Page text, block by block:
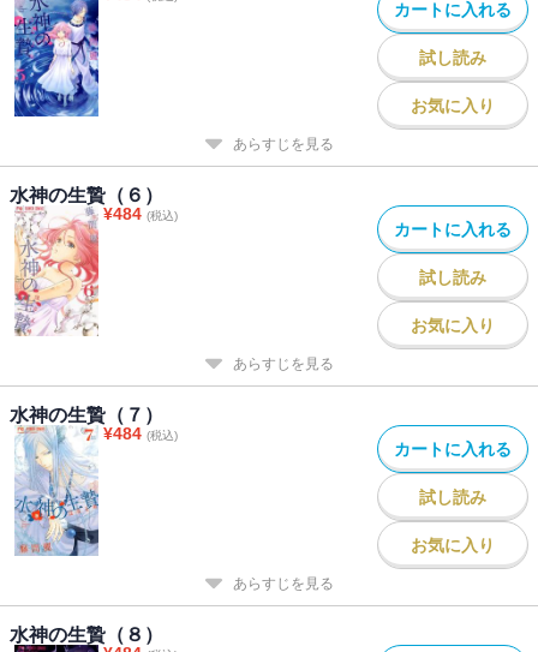
カートに入れる
試し読み
お気に入り
あらすじを見る
水神の生贄（６）
¥484 (税込)
カートに入れる
試し読み
お気に入り
あらすじを見る
水神の生贄（７）
¥484 (税込)
カートに入れる
試し読み
お気に入り
あらすじを見る
水神の生贄（８）